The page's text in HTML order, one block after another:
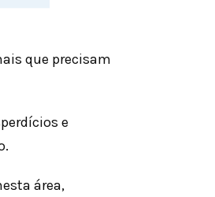
que precisam
e
área,